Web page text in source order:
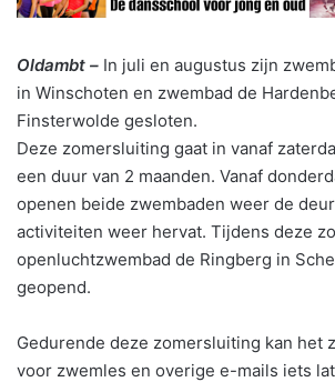
Oldambt – In juli en augustus zijn
in Winschoten en zwembad de
Finsterwolde gesloten.
Deze zomersluiting gaat in vanaf
een duur van 2 maanden. Vanaf
openen beide zwembaden weer de
activiteiten weer hervat. Tijdens deze
openluchtzwembad de Ringberg in
geopend.
Gedurende deze zomersluiting kan het
voor zwemles en overige e-mails iets